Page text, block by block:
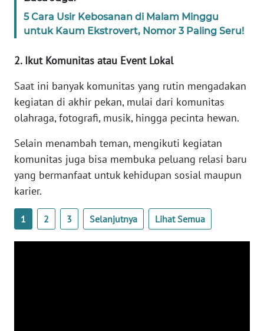
5 Cara Usir Kebosanan di Malam Minggu
untuk Kaum Ekstrovert, Nomor 3 Paling Seru!
2. Ikut Komunitas atau Event Lokal
Saat ini banyak komunitas yang rutin mengadakan
kegiatan di akhir pekan, mulai dari komunitas
olahraga, fotografi, musik, hingga pecinta hewan.
Selain menambah teman, mengikuti kegiatan
komunitas juga bisa membuka peluang relasi baru
yang bermanfaat untuk kehidupan sosial maupun
karier.
1 2 3 Selanjutnya Lihat Semua
WN
SULTENG
WN
SULBAR
WN
BABEL
WN
SUMBAR
WN
BENGKULU